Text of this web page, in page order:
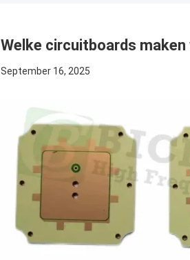
Welke circuitboards maken
September 16, 2025